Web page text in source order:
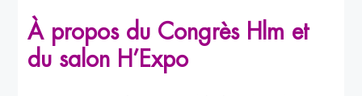
À propos du Congrès Hlm et
du salon H’Expo